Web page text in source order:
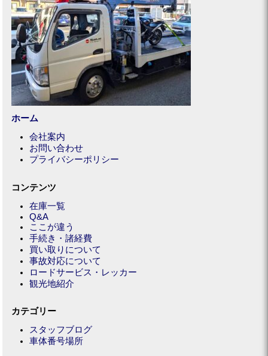
ホーム
会社案内
お問い合わせ
プライバシーポリシー
コンテンツ
在庫一覧
Q&A
ここが違う
手続き・諸経費
買い取りについて
事故対応について
ロードサービス・レッカー
観光地紹介
カテゴリー
スタッフブログ
車体番号場所